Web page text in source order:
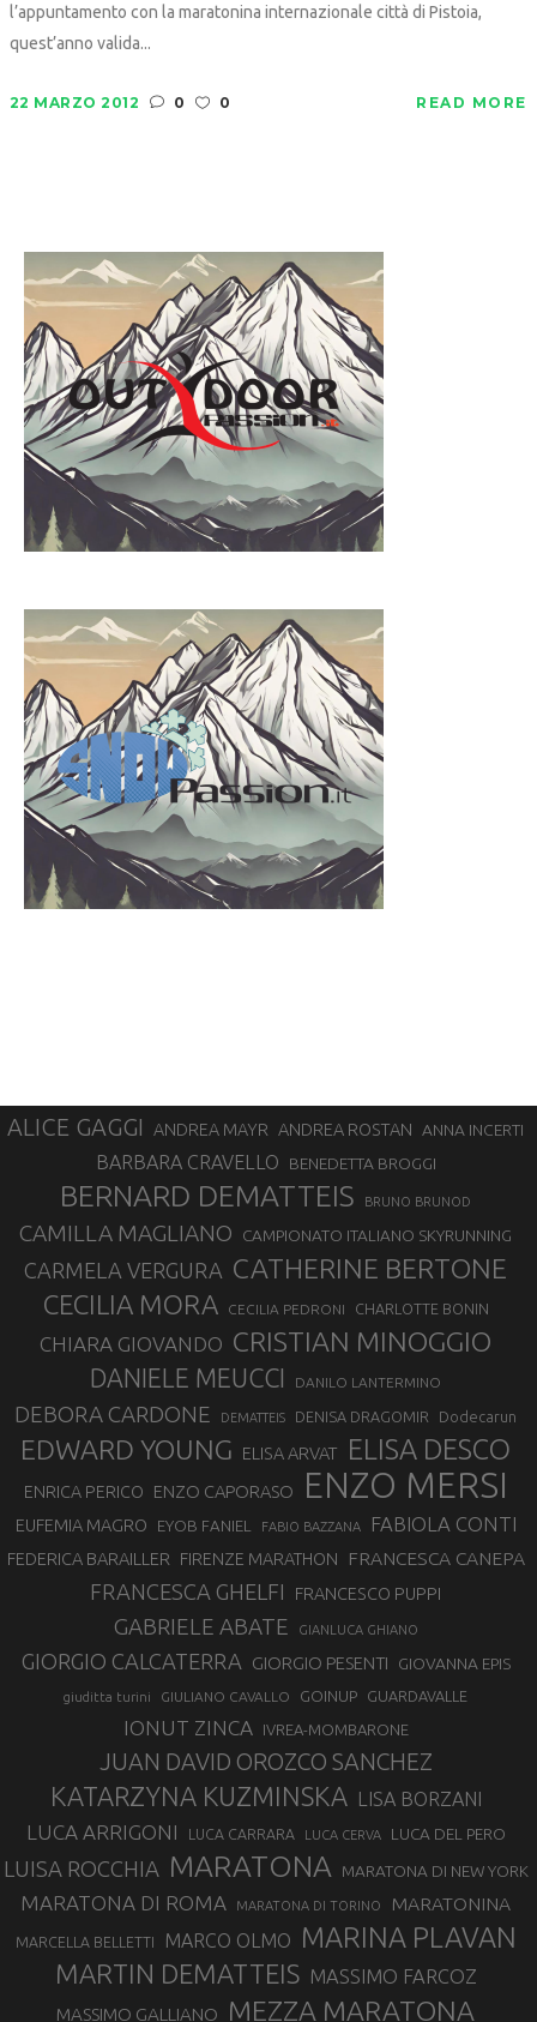
l’appuntamento con la maratonina internazionale città di Pistoia,
quest’anno valida...
22 MARZO 2012 0 0 READ MORE
ALICE GAGGI ANDREA MAYR ANDREA ROSTAN ANNA INCERTI
BARBARA CRAVELLO BENEDETTA BROGGI
BERNARD DEMATTEIS BRUNO BRUNOD
CAMILLA MAGLIANO CAMPIONATO ITALIANO SKYRUNNING
CARMELA VERGURA CATHERINE BERTONE
CECILIA MORA CECILIA PEDRONI CHARLOTTE BONIN
CHIARA GIOVANDO CRISTIAN MINOGGIO
DANIELE MEUCCI DANILO LANTERMINO
DEBORA CARDONE DEMATTEIS DENISA DRAGOMIR Dodecarun
EDWARD YOUNG ELISA ARVAT ELISA DESCO
ENRICA PERICO ENZO CAPORASO ENZO MERSI
EUFEMIA MAGRO EYOB FANIEL FABIO BAZZANA FABIOLA CONTI
FEDERICA BARAILLER FIRENZE MARATHON FRANCESCA CANEPA
FRANCESCA GHELFI FRANCESCO PUPPI
GABRIELE ABATE GIANLUCA GHIANO
GIORGIO CALCATERRA GIORGIO PESENTI GIOVANNA EPIS
giuditta turini GIULIANO CAVALLO GOINUP GUARDAVALLE
IONUT ZINCA IVREA-MOMBARONE
JUAN DAVID OROZCO SANCHEZ
KATARZYNA KUZMINSKA LISA BORZANI
LUCA ARRIGONI LUCA CARRARA LUCA CERVA LUCA DEL PERO
LUISA ROCCHIA MARATONA MARATONA DI NEW YORK
MARATONA DI ROMA MARATONA DI TORINO MARATONINA
MARCELLA BELLETTI MARCO OLMO MARINA PLAVAN
MARTIN DEMATTEIS MASSIMO FARCOZ
MASSIMO GALLIANO MEZZA MARATONA